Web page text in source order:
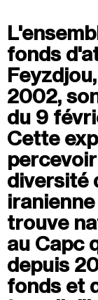
Prochainement
Aujourd'hui
Pollen
Cool Kids
Trevor Yeung,
Blackground :
Alexandra
Summer Capc
15h00 -16h00
fonds
2002,
du 9
Cette
diversité
trouve
au Capc
depuis
fonds et